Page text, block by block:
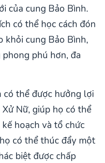
của cung Bảo Bình.
có thể học cách đón
khỏi cung Bảo Bình,
phú hơn, đa
thể được hưởng lợi
Nữ, giúp họ có thể
hoạch và tổ chức
có thể thúc đẩy một
biệt được chấp